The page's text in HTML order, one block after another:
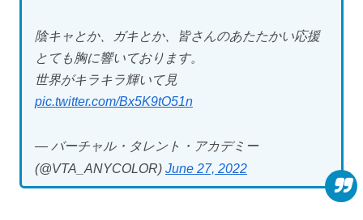
陰キャとか、ガキとか、皆さんのあたたかい応援
とても胸に響いております。
世界がキラキラ輝いて見
pic.twitter.com/Bx5K9tO51n
— バーチャル・タレント・アカデミー
(@VTA_ANYCOLOR) June 27, 2022